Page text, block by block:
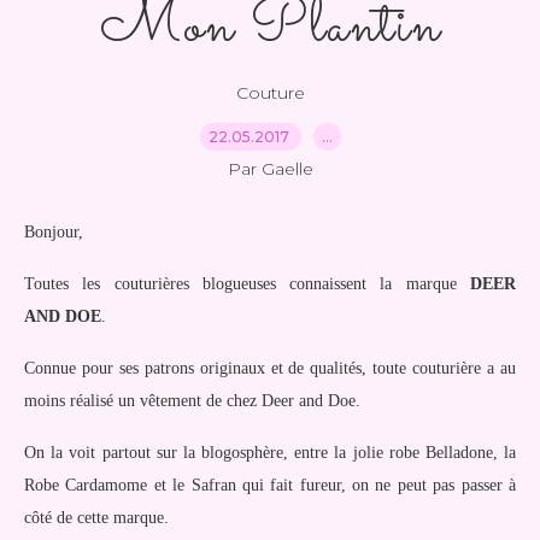
Mon Plantin
Couture
22.05.2017 …
Par Gaelle
Bonjour,
Toutes les couturières blogueuses connaissent la marque DEER
AND DOE.
Connue pour ses patrons originaux et de qualités, toute couturière a au
moins réalisé un vêtement de chez Deer and Doe.
On la voit partout sur la blogosphère, entre la jolie robe Belladone, la
Robe Cardamome et le Safran qui fait fureur, on ne peut pas passer à
côté de cette marque.